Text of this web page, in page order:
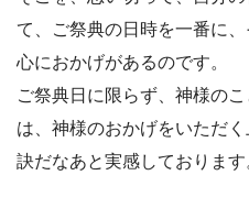
て、ご祭典の日時を一番に
心におかげがあるのです。
ご祭典日に限らず、神様の
は、神様のおかげをいただ
訣だなあと実感しております